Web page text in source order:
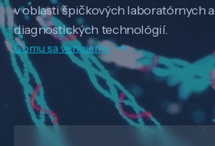
v oblasti špičkových laboratórnych a
diagnostických technológií.
Čomu sa venujeme